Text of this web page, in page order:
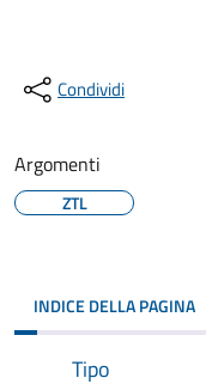
Condividi
Argomenti
ZTL
INDICE DELLA PAGINA
Tipo